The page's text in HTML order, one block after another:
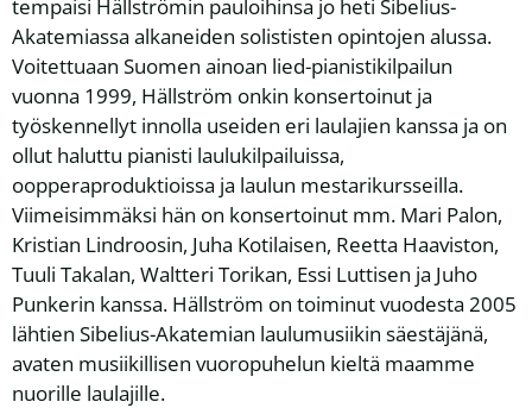
tempaisi Hällströmin pauloihinsa jo heti Sibelius-
Akatemiassa alkaneiden solististen opintojen alussa.
Voitettuaan Suomen ainoan lied-pianistikilpailun
vuonna 1999, Hällström onkin konsertoinut ja
työskennellyt innolla useiden eri laulajien kanssa ja on
ollut haluttu pianisti laulukilpailuissa,
oopperaproduktioissa ja laulun mestarikursseilla.
Viimeisimmäksi hän on konsertoinut mm. Mari Palon,
Kristian Lindroosin, Juha Kotilaisen, Reetta Haaviston,
Tuuli Takalan, Waltteri Torikan, Essi Luttisen ja Juho
Punkerin kanssa. Hällström on toiminut vuodesta 2005
lähtien Sibelius-Akatemian laulumusiikin säestäjänä,
avaten musiikillisen vuoropuhelun kieltä maamme
nuorille laulajille.